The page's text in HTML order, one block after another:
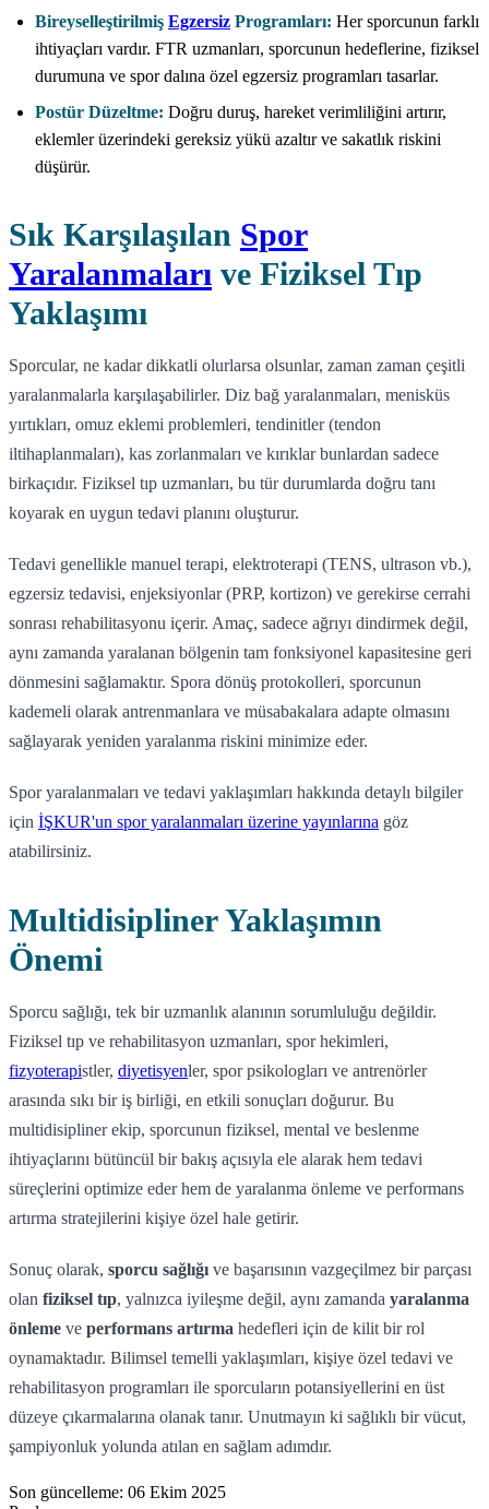
Bireyselleştirilmiş Egzersiz Programları: Her sporcunun farklı
ihtiyaçları vardır. FTR uzmanları, sporcunun hedeflerine, fiziksel
durumuna ve spor dalına özel egzersiz programları tasarlar.
Postür Düzeltme: Doğru duruş, hareket verimliliğini artırır,
eklemler üzerindeki gereksiz yükü azaltır ve sakatlık riskini
düşürür.
Sık Karşılaşılan Spor
Yaralanmaları ve Fiziksel Tıp
Yaklaşımı
Sporcular, ne kadar dikkatli olurlarsa olsunlar, zaman zaman çeşitli
yaralanmalarla karşılaşabilirler. Diz bağ yaralanmaları, menisküs
yırtıkları, omuz eklemi problemleri, tendinitler (tendon
iltihaplanmaları), kas zorlanmaları ve kırıklar bunlardan sadece
birkaçıdır. Fiziksel tıp uzmanları, bu tür durumlarda doğru tanı
koyarak en uygun tedavi planını oluşturur.
Tedavi genellikle manuel terapi, elektroterapi (TENS, ultrason vb.),
egzersiz tedavisi, enjeksiyonlar (PRP, kortizon) ve gerekirse cerrahi
sonrası rehabilitasyonu içerir. Amaç, sadece ağrıyı dindirmek değil,
aynı zamanda yaralanan bölgenin tam fonksiyonel kapasitesine geri
dönmesini sağlamaktır. Spora dönüş protokolleri, sporcunun
kademeli olarak antrenmanlara ve müsabakalara adapte olmasını
sağlayarak yeniden yaralanma riskini minimize eder.
Spor yaralanmaları ve tedavi yaklaşımları hakkında detaylı bilgiler
için İŞKUR'un spor yaralanmaları üzerine yayınlarına göz
atabilirsiniz.
Multidisipliner Yaklaşımın
Önemi
Sporcu sağlığı, tek bir uzmanlık alanının sorumluluğu değildir.
Fiziksel tıp ve rehabilitasyon uzmanları, spor hekimleri,
fizyoterapistler, diyetisyenler, spor psikologları ve antrenörler
arasında sıkı bir iş birliği, en etkili sonuçları doğurur. Bu
multidisipliner ekip, sporcunun fiziksel, mental ve beslenme
ihtiyaçlarını bütüncül bir bakış açısıyla ele alarak hem tedavi
süreçlerini optimize eder hem de yaralanma önleme ve performans
artırma stratejilerini kişiye özel hale getirir.
Sonuç olarak, sporcu sağlığı ve başarısının vazgeçilmez bir parçası
olan fiziksel tıp, yalnızca iyileşme değil, aynı zamanda yaralanma
önleme ve performans artırma hedefleri için de kilit bir rol
oynamaktadır. Bilimsel temelli yaklaşımları, kişiye özel tedavi ve
rehabilitasyon programları ile sporcuların potansiyellerini en üst
düzeye çıkarmalarına olanak tanır. Unutmayın ki sağlıklı bir vücut,
şampiyonluk yolunda atılan en sağlam adımdır.
Son güncelleme: 06 Ekim 2025